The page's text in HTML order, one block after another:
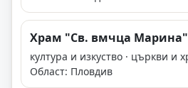
Храм "Св. вмчца
култура и изкуство · църкви и
Област: Пловдив